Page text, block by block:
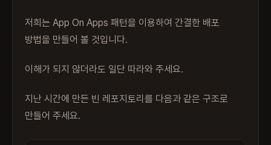
저희는 App On Apps 패턴을 이용하여 간결한 배포
방법을 만들어 볼 것입니다.
이해가 되지 않더라도 일단 따라와 주세요.
지난 시간에 만든 빈 레포지토리를 다음과 같은 구조로
만들어 주세요.